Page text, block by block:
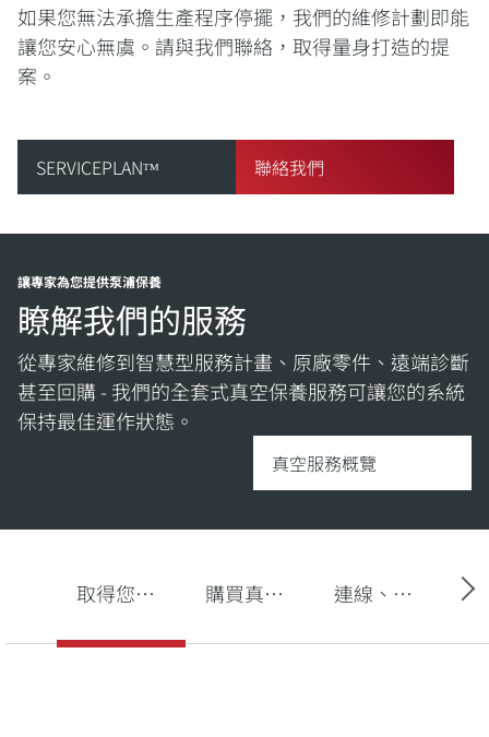
如果您無法承擔生產程序停擺，我們的維修計劃即能
讓您安心無虞。請與我們聯絡，取得量身打造的提
案。
SERVICEPLANᵀᴹ 聯絡我們
讓專家為您提供泵浦保養
瞭解我們的服務
從專家維修到智慧型服務計畫、原廠零件、遠端診斷
甚至回購 - 我們的全套式真空保養服務可讓您的系統
保持最佳運作狀態。
真空服務概覽
取得您的真空泵浦服務 購買真空泵浦油、備用零件和套件 連線、監控和偵測